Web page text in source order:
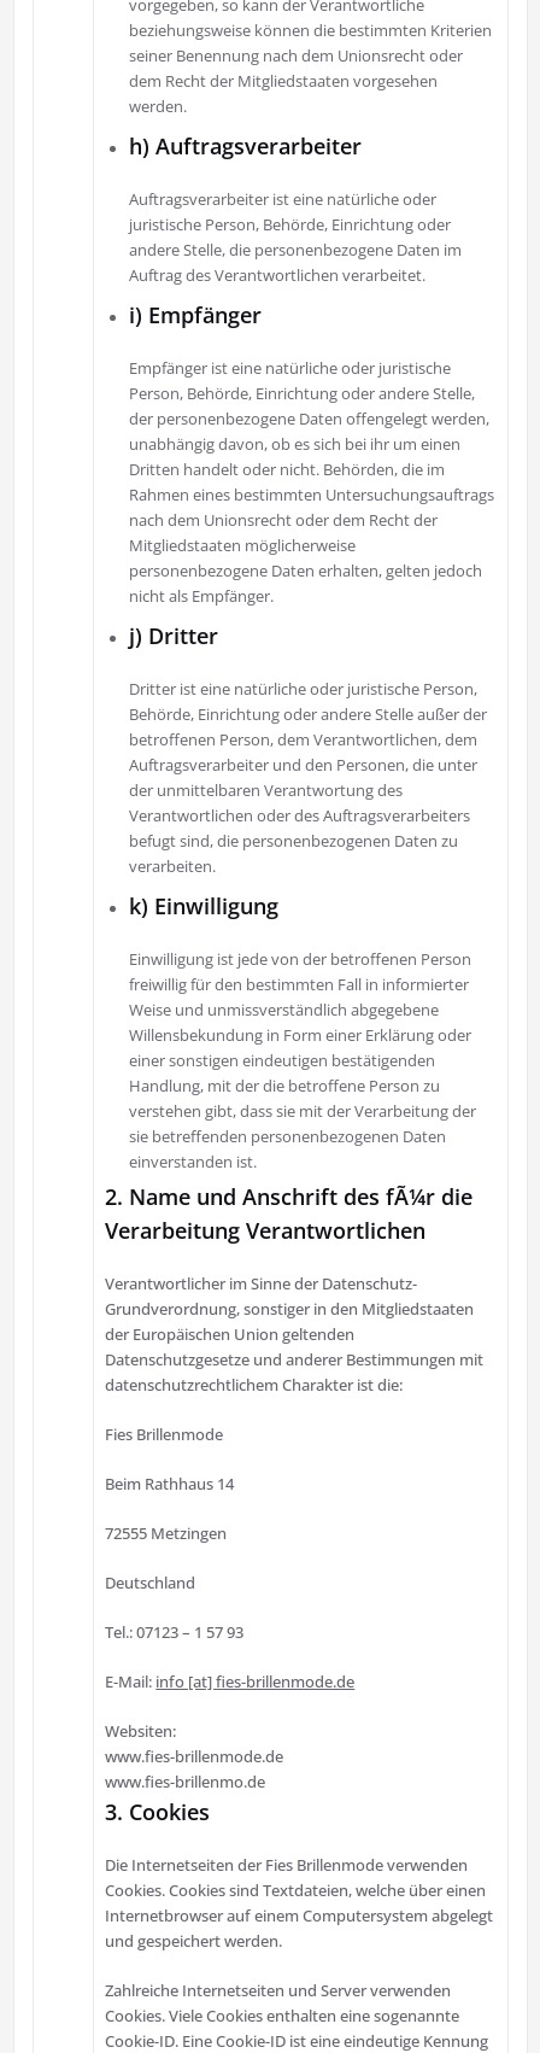
vorgegeben, so kann der Verantwortliche
beziehungsweise können die bestimmten Kriterien
seiner Benennung nach dem Unionsrecht oder
dem Recht der Mitgliedstaaten vorgesehen
werden.
h) Auftragsverarbeiter
Auftragsverarbeiter ist eine natürliche oder
juristische Person, Behörde, Einrichtung oder
andere Stelle, die personenbezogene Daten im
Auftrag des Verantwortlichen verarbeitet.
i) Empfänger
Empfänger ist eine natürliche oder juristische
Person, Behörde, Einrichtung oder andere Stelle,
der personenbezogene Daten offengelegt werden,
unabhängig davon, ob es sich bei ihr um einen
Dritten handelt oder nicht. Behörden, die im
Rahmen eines bestimmten Untersuchungsauftrags
nach dem Unionsrecht oder dem Recht der
Mitgliedstaaten möglicherweise
personenbezogene Daten erhalten, gelten jedoch
nicht als Empfänger.
j) Dritter
Dritter ist eine natürliche oder juristische Person,
Behörde, Einrichtung oder andere Stelle außer der
betroffenen Person, dem Verantwortlichen, dem
Auftragsverarbeiter und den Personen, die unter
der unmittelbaren Verantwortung des
Verantwortlichen oder des Auftragsverarbeiters
befugt sind, die personenbezogenen Daten zu
verarbeiten.
k) Einwilligung
Einwilligung ist jede von der betroffenen Person
freiwillig für den bestimmten Fall in informierter
Weise und unmissverständlich abgegebene
Willensbekundung in Form einer Erklärung oder
einer sonstigen eindeutigen bestätigenden
Handlung, mit der die betroffene Person zu
verstehen gibt, dass sie mit der Verarbeitung der
sie betreffenden personenbezogenen Daten
einverstanden ist.
2. Name und Anschrift des fÃ¼r die
Verarbeitung Verantwortlichen
Verantwortlicher im Sinne der Datenschutz-
Grundverordnung, sonstiger in den Mitgliedstaaten
der Europäischen Union geltenden
Datenschutzgesetze und anderer Bestimmungen mit
datenschutzrechtlichem Charakter ist die:
Fies Brillenmode
Beim Rathhaus 14
72555 Metzingen
Deutschland
Tel.: 07123 – 1 57 93
E-Mail: info [at] fies-brillenmode.de
Websiten:
www.fies-brillenmode.de
www.fies-brillenmo.de
3. Cookies
Die Internetseiten der Fies Brillenmode verwenden
Cookies. Cookies sind Textdateien, welche über einen
Internetbrowser auf einem Computersystem abgelegt
und gespeichert werden.
Zahlreiche Internetseiten und Server verwenden
Cookies. Viele Cookies enthalten eine sogenannte
Cookie-ID. Eine Cookie-ID ist eine eindeutige Kennung